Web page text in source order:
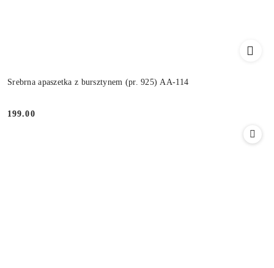
Srebrna apaszetka z bursztynem (pr. 925) AA-114
Cena:
199.00